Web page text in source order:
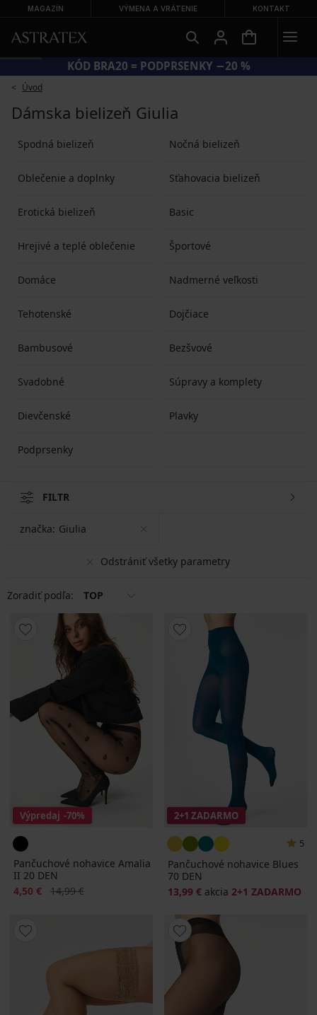
MAGAZÍN VÝMENA A VRÁTENIE KONTAKT
KÓD BRA20 = PODPRSENKY −20 %
Úvod
Dámska bielizeň Giulia
Spodná bielizeň Nočná bielizeň
Oblečenie a doplnky Sťahovacia bielizeň
Erotická bielizeň Basic
Hrejivé a teplé oblečenie Športové
Domáce Nadmerné veľkosti
Tehotenské Dojčiace
Bambusové Bezšvové
Svadobné Súpravy a komplety
Dievčenské Plavky
Podprsenky
FILTR
Odstrániť všetky parametry
značka: Giulia
Zoradiť podľa: TOP
Výpredaj -70%
Pančuchové nohavice Amalia
II 20 DEN
Zľava
4,50 € Pôvodná cena
14,99 €
2+1 ZADARMO
5
Pančuchové nohavice Blues
70 DEN
13,99 € akcia 2+1 ZADARMO